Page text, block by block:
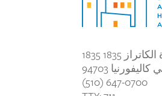
الكاتراز 1835
94703
(510) 647-0700